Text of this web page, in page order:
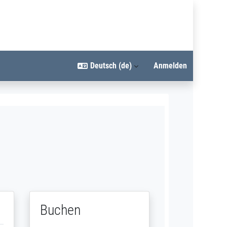
Deutsch ‎(de)‎ Anmelden
Buchen